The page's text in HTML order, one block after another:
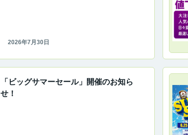
2026年7月30日
「ビッグサマーセール」開催のお知ら
せ！